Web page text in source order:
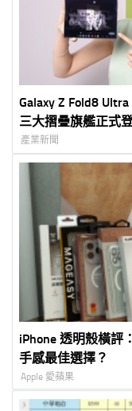
Galaxy Z Fold8
三大摺疊旗艦正式
動新世代摺疊體驗
打造完整 Galaxy 生
產業新聞
iPhone 透明殼橫評
手感最佳選擇？
Apple 愛蘋果